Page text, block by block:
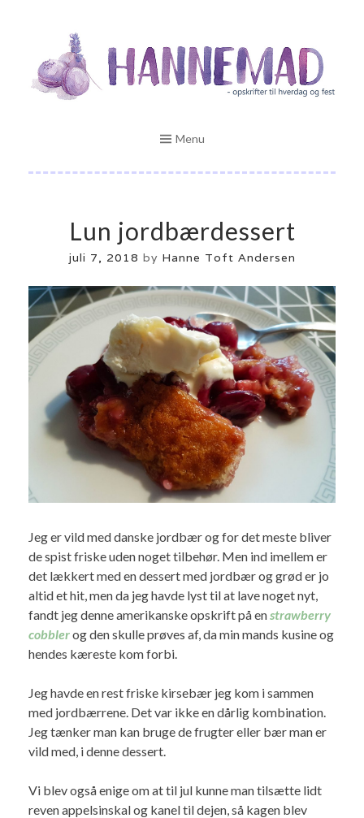
content
HANNEMAD.DK
Opskrifter til hverdag og fest
Menu
Lun jordbærdessert
juli 7, 2018 by Hanne Toft Andersen
Jeg er vild med danske jordbær og for det meste bliver
de spist friske uden noget tilbehør. Men ind imellem er
det lækkert med en dessert med jordbær og grød er jo
altid et hit, men da jeg havde lyst til at lave noget nyt,
fandt jeg denne amerikanske opskrift på enstrawberry
cobblerog den skulle prøves af, da min mands kusine og
hendes kæreste kom forbi.
Jeg havde en rest friske kirsebær jeg kom i sammen
med jordbærrene. Det var ikke en dårlig kombination.
Jeg tænker man kan bruge de frugter eller bær man er
vild med, i denne dessert.
Vi blev også enige om at til jul kunne man tilsætte lidt
reven appelsinskal og kanel til dejen, så kagen blev